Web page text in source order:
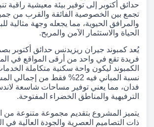
حدائق أكتوبر إلى توفير بيئة معيشية راقية
تجمع بين الخصوصية الفائقة والقرب من
والمرافق الحيوية، مما يجعله وجهة مثالية
الحياة والاستثمار الآمن والمربح.
يُعد كمبوند جيران ريزيدنس حدائق أكتوبر
فريدة تقع في واحد من أرقى المواقع في
الكمبوند ليكون واحة سكنية متكاملة
فدان، مما يعني توفير مساحات شاسعة
الترفيهية والمناطق الخضراء المفتوحة.
يتميز المشروع بتقديم مجموعة متنوعة من
ذات التصاميم العصرية والجودة العالية في